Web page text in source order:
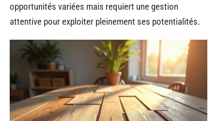
opportunités variées mais requiert une gestion
attentive pour exploiter pleinement ses potentialités.